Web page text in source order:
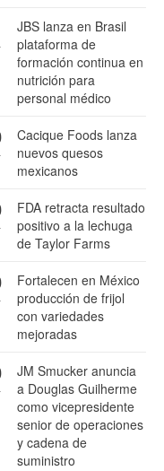
JBS lanza en Brasil
plataforma de
formación continua en
nutrición para
personal médico
Cacique Foods lanza
nuevos quesos
mexicanos
FDA retracta resultado
positivo a la lechuga
de Taylor Farms
Fortalecen en México
producción de frijol
con variedades
mejoradas
JM Smucker anuncia
a Douglas Guilherme
como vicepresidente
senior de operaciones
y cadena de
suministro